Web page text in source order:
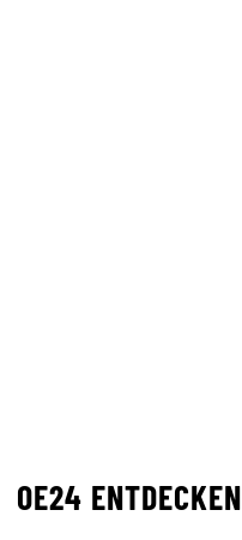
OE24 ENTDECKEN